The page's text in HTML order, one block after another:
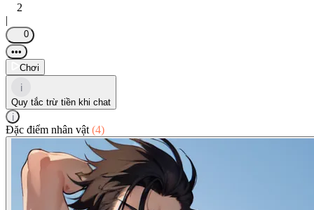
2
|
0
•••
Chơi
i
Quy tắc trừ tiền khi chat
i
Đặc điểm nhân vật (4)